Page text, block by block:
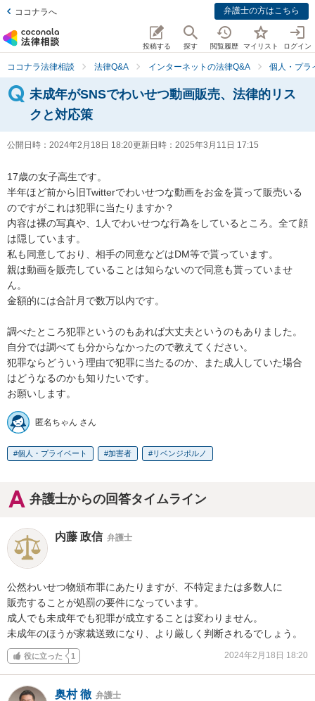
ココナラへ 弁護士の方はこちら
投稿する 探す 閲覧履歴 マイリスト ログイン
ココナラ法律相談 法律Q&A インターネットの法律Q&A 個人・プラ
未成年がSNSでわいせつ動画販売、法律的リス
クと対応策
公開日時： 2024年2月18日 18:20更新日時： 2025年3月11日 17:15
17歳の女子高生です。
半年ほど前から旧Twitterでわいせつな動画をお金を貰って販売いる
のですがこれは犯罪に当たりますか？
内容は裸の写真や、1人でわいせつな行為をしているところ。全て顔
は隠しています。
私も同意しており、相手の同意などはDM等で貰っています。
親は動画を販売していることは知らないので同意も貰っていませ
ん。
金額的には合計月で数万以内です。
調べたところ犯罪というのもあれば大丈夫というのもありました。
自分では調べても分からなかったので教えてください。
犯罪ならどういう理由で犯罪に当たるのか、また成人していた場合
はどうなるのかも知りたいです。
お願いします。
匿名ちゃん さん
個人・プライベート 加害者 リベンジポルノ
弁護士からの回答タイムライン
内藤 政信 弁護士
公然わいせつ物頒布罪にあたりますが、不特定または多数人に
販売することが処罰の要件になっています。
成人でも未成年でも犯罪が成立することは変わりません。
未成年のほうが家裁送致になり、より厳しく判断されるでしょう。
役に立った 1 2024年2月18日 18:20
奥村 徹 弁護士